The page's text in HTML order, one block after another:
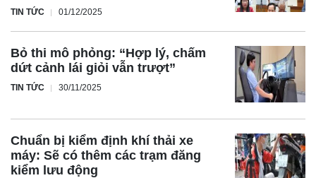
TIN TỨC 01/12/2025
Bỏ thi mô phỏng: “Hợp lý, chấm
dứt cảnh lái giỏi vẫn trượt”
TIN TỨC 30/11/2025
Chuẩn bị kiểm định khí thải xe
máy: Sẽ có thêm các trạm đăng
kiểm lưu động